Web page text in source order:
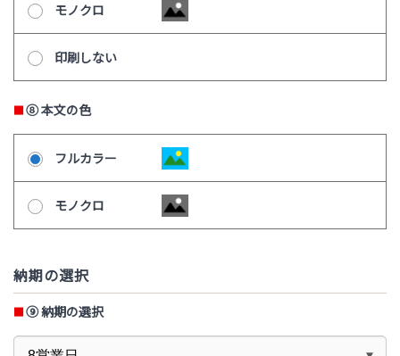
モノクロ
印刷しない
⑧本文の色
フルカラー
モノクロ
納期の選択
⑨納期の選択